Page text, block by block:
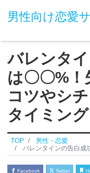
男性向け恋愛
バレンタ
は〇〇%
コツやシ
タイミン
TOP
男性・恋愛
バレンタインの告白成功率は〇〇%！
Facebook Twitter